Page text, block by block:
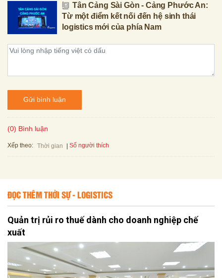
Tân Cảng Sài Gòn - Cảng Phước An:
Từ một điểm kết nối đến hệ sinh thái
logistics mới của phía Nam
Gửi bình luận
(0) Bình luận
Xếp theo: Thời gian Số người thích
ĐỌC THÊM THỜI SỰ - LOGISTICS
Quản trị rủi ro thuế dành cho doanh nghiệp chế
xuất